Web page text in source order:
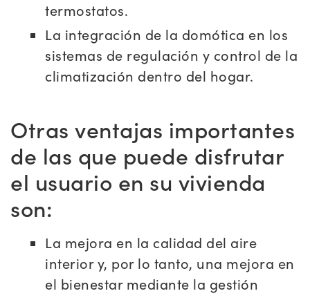
termostatos.
La integración de la domótica en los
sistemas de regulación y control de la
climatización dentro del hogar.
Otras ventajas importantes
de las que puede disfrutar
el usuario en su vivienda
son:
La mejora en la calidad del aire
interior y, por lo tanto, una mejora en
el bienestar mediante la gestión